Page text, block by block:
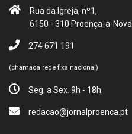
Rua da Igreja, nº1,
6150 - 310 Proença-a-Nova
274 671 191
(chamada rede fixa nacional)
Seg. a Sex. 9h - 18h
redacao@jornalproenca.pt